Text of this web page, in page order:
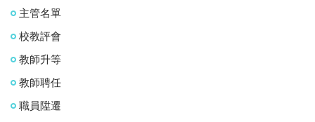
主管名單
校教評會
教師升等
教師聘任
職員陞遷